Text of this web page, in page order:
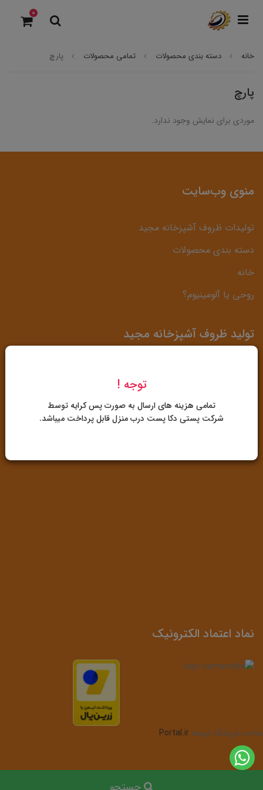
0
خانه دسته بندی محصولات تمامی محصولات پارچ
پارچ
موردی برای نمایش وجود ندارد.
منوی وب‌سایت
تولیدات ظروف آشپزخانه مجید
دسته بندی محصولات
خانه
روحی یا آلومینیوم؟
تولید ظروف آشپزخانه مجید
09172488189
-
07132267039
نماد اعتماد الکترونیک
ساخت فروشگاه توسط Portal.ir
توجه !
تمامی هزینه های ارسال به صورت پس کرایه توسط
شرکت پستی دکا پست درب منزل قابل پرداخت میباشد.